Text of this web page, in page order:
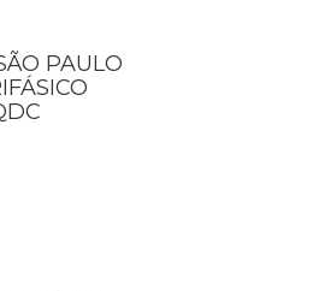
PAULO